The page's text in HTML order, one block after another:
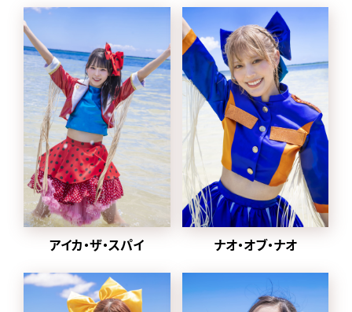
ンスターからなるクロちゃ
んプロデュースの5人組ア
イドルグループ。
avexからメジャーデビュー
後4日という史上最速の早
さで東京ドームに立ち話題
を集め、「第62回 輝く！日本
レコード大賞」新人賞を受
賞。
2024年1月から
2022年に同番組の企画
「MONSTER LOVE」から誕
豆柴の大群都内某所
a.k.a. MONSTERIDOLとし
アイカ・ザ・スパイ ナオ・オブ・ナオ